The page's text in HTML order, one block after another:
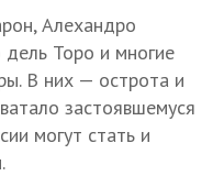
Алехандро
дель Торо и многие
В них — острота и
застоявшемуся
могут стать и